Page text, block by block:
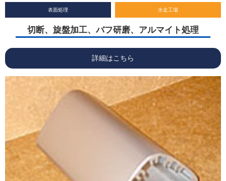
表面処理 水走工場
切断、旋盤加工、バフ研磨、アルマイト処理
詳細はこちら